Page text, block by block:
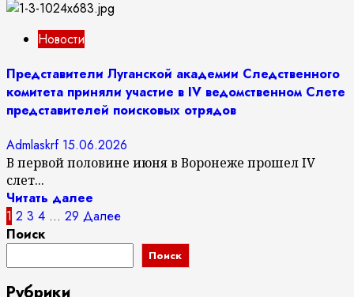
Новости
Представители Луганской академии Следственного
комитета приняли участие в IV ведомственном Слете
представителей поисковых отрядов
Admlaskrf 15.06.2026
В первой половине июня в Воронеже прошел IV
слет...
Читать далее
Пагинация
записей
1 2 3 4 … 29 Далее
Поиск
Поиск